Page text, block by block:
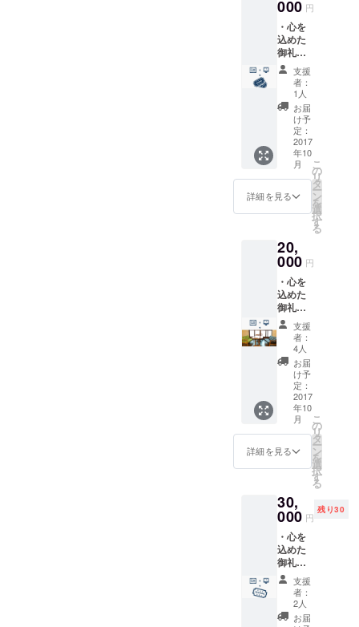
方に向
けて店
頭のみ
で販売
してい
る自家
製のお
菓子を
メッ
セージ
カード
と併せ
てお送
りさせ
ていた
だきま
レジッ
トを表
記させ
ていた
だきま
す。
（ご希
望者の
み） ・
通常上
映日に
使用で
きる鑑
賞券1枚
をお送
す。 ※
使用時
は要予
約とな
りま
す。
000 円
・心を
込めた
御礼の
メッ
セージ
カード
をお送
りさせ
ていた
だきま
す。 ・
今回新
たに立
ち上げ
る予定
のHPに
者とし
てのク
レジッ
トを表
記させ
ていた
だきま
す。
（ご希
望者の
み） ・
通常上
映日に
使用で
きる鑑
賞券を
ペア
券2枚）
りさせ
ていた
だきま
す。 ※
使用時
は要予
約とな
りま
す。
支援
者：
1人
お届
け予
定：
2017
年10
月
詳細を見る
こ
の
リ
タ
ー
ン
を
選
択
す
る
20,
000 円
・心を
込めた
御礼の
メッ
セージ
カード
をお送
りさせ
ていた
だきま
す。 ・
今回新
たに立
ち上げ
る予定
のHPに
者とし
てのク
レジッ
トを表
記させ
ていた
だきま
す。
（ご希
望者の
支援
者：
4人
お届
け予
定：
2017
年10
月
詳細を見る
こ
の
リ
タ
ー
ン
を
選
択
す
る
30,
000 円
残り30
・心を
込めた
御礼の
メッ
セージ
カード
をお送
支援
者：
2人
お届